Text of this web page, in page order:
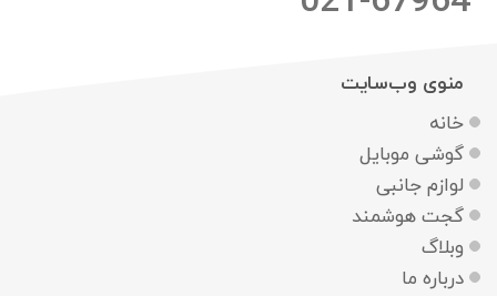
منوی وب‌سایت
خانه
گوشی موبایل
لوازم جانبی
گجت هوشمند
وبلاگ
درباره ما